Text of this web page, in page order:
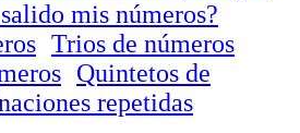
mis números?
Trios de números
Quintetos de
repetidas